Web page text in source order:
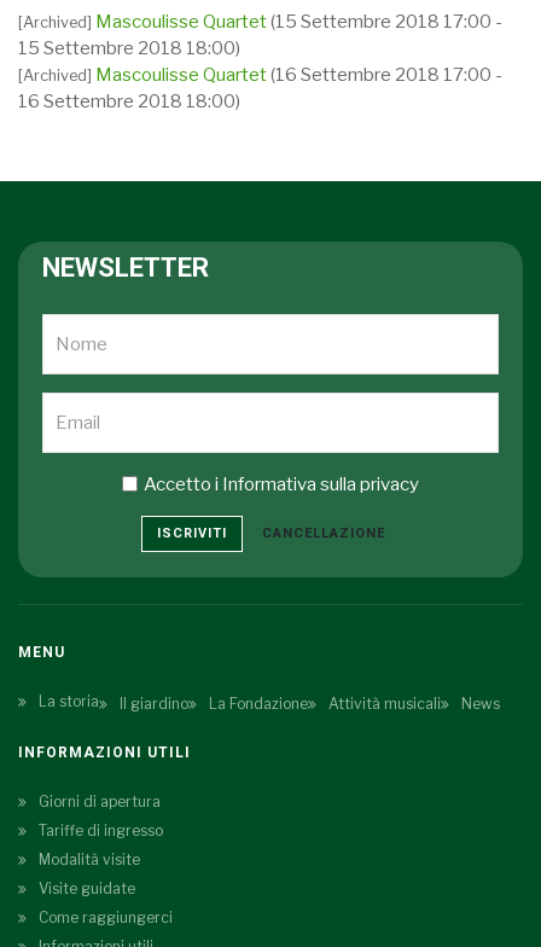
[Archived] Mascoulisse Quartet(15 Settembre 2018 17:00 -
15 Settembre 2018 18:00)
[Archived] Mascoulisse Quartet(16 Settembre 2018 17:00 -
16 Settembre 2018 18:00)
NEWSLETTER
Accetto i Informativa sulla privacy
ISCRIVITI CANCELLAZIONE
MENU
La storia Il giardino La Fondazione Attività musicali News
INFORMAZIONI UTILI
Giorni di apertura
Tariffe di ingresso
Modalità visite
Visite guidate
Come raggiungerci